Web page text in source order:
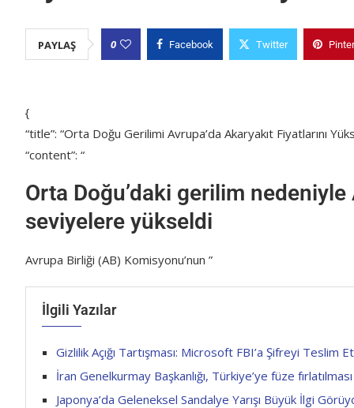
PAYLAŞ 0 Facebook Twitter
{
“title”: “Orta Doğu Gerilimi Avrupa’da Akaryakıt Fiyatlarını
“content”: “
Orta Doğu’daki gerilim
seviyelere yükseldi
Avrupa Birliği (AB) Komisyonu’nun ”
İlgili Yazılar
Gizlilik Açığı Tartışması: Microsoft FBI’a Şifreyi Teslim
İran Genelkurmay Başkanlığı, Türkiye’ye füze fırlatılması
Japonya’da Geleneksel Sandalye Yarışı Büyük İlgi